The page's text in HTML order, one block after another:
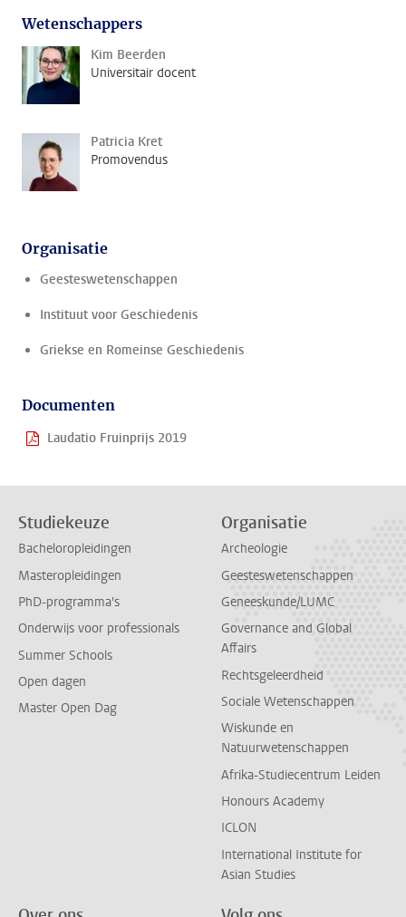
Wetenschappers
Kim Beerden
Universitair docent
Patricia Kret
Promovendus
Organisatie
Geesteswetenschappen
Instituut voor Geschiedenis
Griekse en Romeinse Geschiedenis
Documenten
Laudatio Fruinprijs 2019
Studiekeuze
Bacheloropleidingen
Masteropleidingen
PhD-programma's
Onderwijs voor professionals
Summer Schools
Open dagen
Master Open Dag
Organisatie
Archeologie
Geesteswetenschappen
Geneeskunde/LUMC
Governance and Global
Affairs
Rechtsgeleerdheid
Sociale Wetenschappen
Wiskunde en
Natuurwetenschappen
Afrika-Studiecentrum Leiden
Honours Academy
ICLON
International Institute for
Asian Studies